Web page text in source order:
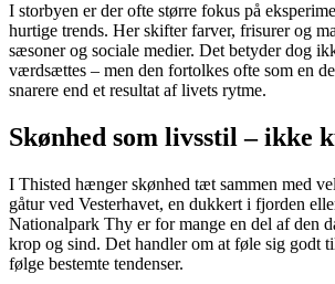
I storbyen er der ofte større fokus på
hurtige trends. Her skifter farver, frisurer og
sæsoner og sociale medier. Det betyder dog
værdsættes – men den fortolkes ofte som en
snarere end et resultat af livets rytme.
Skønhed som livsstil – ikke
I Thisted hænger skønhed tæt sammen med
gåtur ved Vesterhavet, en dukkert i fjorden
Nationalpark Thy er for mange en del af den
krop og sind. Det handler om at føle sig godt
følge bestemte tendenser.